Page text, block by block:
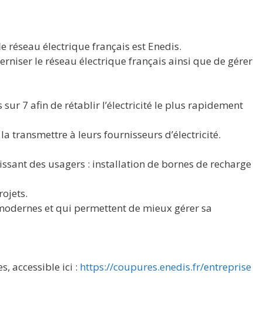
réseau électrique français est Enedis.
le réseau électrique français ainsi que de gérer
7 afin de rétablir l’électricité le plus rapidement
transmettre à leurs fournisseurs d’électricité.
des usagers : installation de bornes de recharge
et qui permettent de mieux gérer sa
accessible ici : https://coupures.enedis.fr/entreprise